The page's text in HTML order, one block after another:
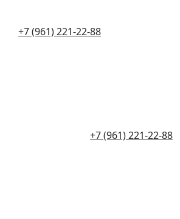
+7 (961) 221-22-88
+7 (961) 221-22-88